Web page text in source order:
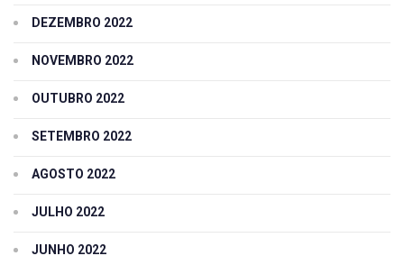
DEZEMBRO 2022
NOVEMBRO 2022
OUTUBRO 2022
SETEMBRO 2022
AGOSTO 2022
JULHO 2022
JUNHO 2022